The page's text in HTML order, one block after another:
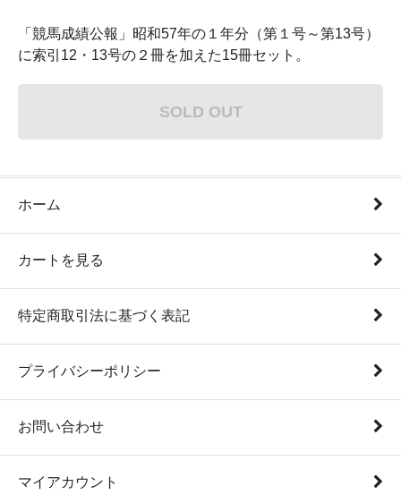
「競馬成績公報」昭和57年の１年分（第１号～第13号）
に索引12・13号の２冊を加えた15冊セット。
SOLD OUT
ホーム
カートを見る
特定商取引法に基づく表記
プライバシーポリシー
お問い合わせ
マイアカウント